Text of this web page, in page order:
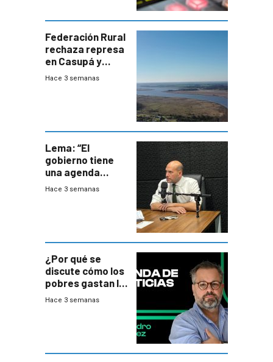
Federación Rural
rechaza represa
en Casupá y
firma demanda
Hace 3 semanas
Lema: “El
gobierno tiene
una agenda
destructiva”
Hace 3 semanas
¿Por qué se
discute cómo los
pobres gastan la
plata?
Hace 3 semanas